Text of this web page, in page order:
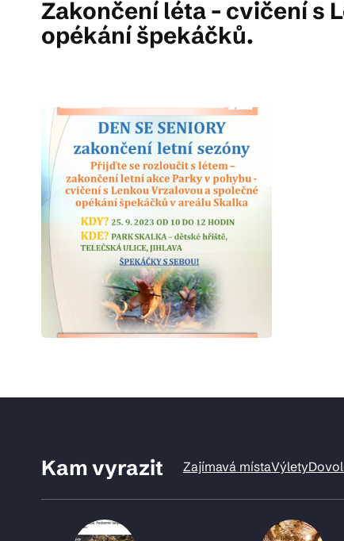
Zakončení léta - cvičení s
opékání špekáčků.
Kam vyrazit Zajímavá místaVýlety